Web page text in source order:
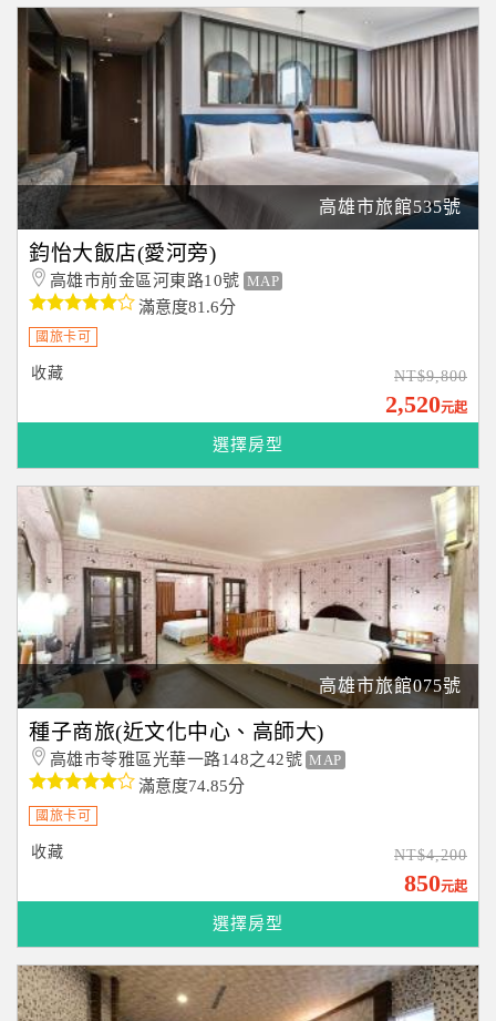
高雄市旅館535號
鈞怡大飯店(愛河旁)
高雄市前金區河東路10號 MAP
滿意度81.6分
國旅卡可
收藏 NT$9,800
2,520元起
選擇房型
高雄市旅館075號
種子商旅(近文化中心、高師大)
高雄市苓雅區光華一路148之42號 MAP
滿意度74.85分
國旅卡可
收藏 NT$4,200
850元起
選擇房型